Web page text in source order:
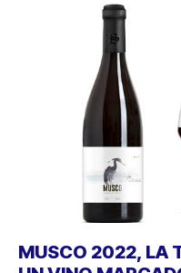
MUSCO 2022, LA